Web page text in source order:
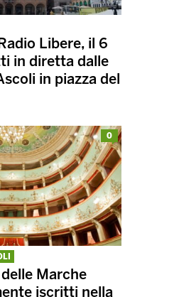
Libere, il 6
in diretta dalle
in piazza del
Marche
iscritti nella
0